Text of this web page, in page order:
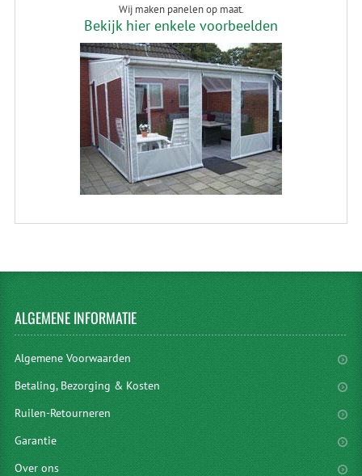
Wij maken panelen op maat.
Bekijk hier enkele voorbeelden
ALGEMENEINFORMATIE
Algemene Voorwaarden
Betaling, Bezorging & Kosten
Ruilen-Retourneren
Garantie
Over ons